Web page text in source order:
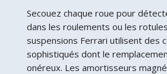
Secouez chaque roue pour
dans les roulements ou les
suspensions Ferrari utilisent des
sophistiqués dont le
onéreux. Les amortisseurs